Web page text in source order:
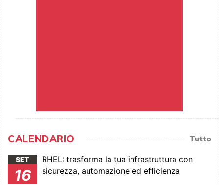
CALENDARIO Tutto
SET
16
RHEL: trasforma la tua infrastruttura con
sicurezza, automazione ed efficienza